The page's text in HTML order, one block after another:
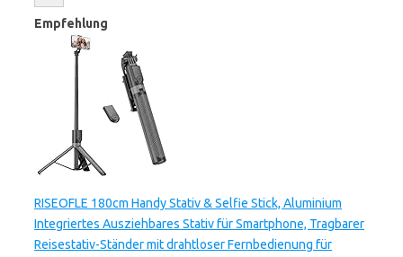
Empfehlung
RISEOFLE 180cm Handy Stativ & Selfie Stick, Aluminium
Integriertes Ausziehbares Stativ für Smartphone, Tragbarer
Reisestativ-Ständer mit drahtloser Fernbedienung für